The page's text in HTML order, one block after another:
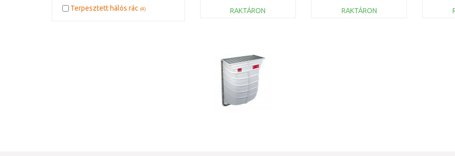
rács 35602
RAKTÁRON
rács 35600
RAKTÁRON
Terpesztett hálós rác (4)